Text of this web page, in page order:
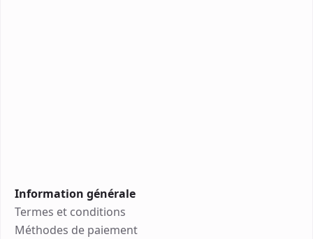
Information générale
Termes et conditions
Méthodes de paiement